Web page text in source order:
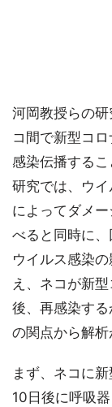
河岡教授らの
コ間で新型コ
感染伝播する
研究では、ウ
によってダメ
べると同時に
ウイルス感染
え、ネコが新
後、再感染す
の関点から解析
まず、ネコに
10日後に呼吸